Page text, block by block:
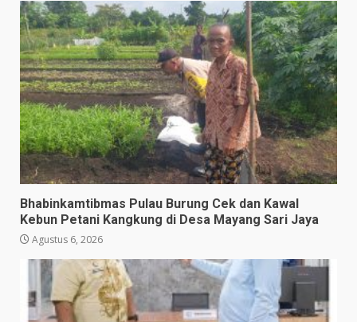
Bhabinkamtibmas Pulau Burung Cek dan Kawal
Kebun Petani Kangkung di Desa Mayang Sari Jaya
Agustus 6, 2026